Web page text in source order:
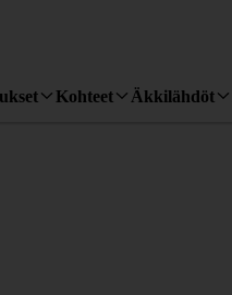
Kohteet Äkkilähdöt